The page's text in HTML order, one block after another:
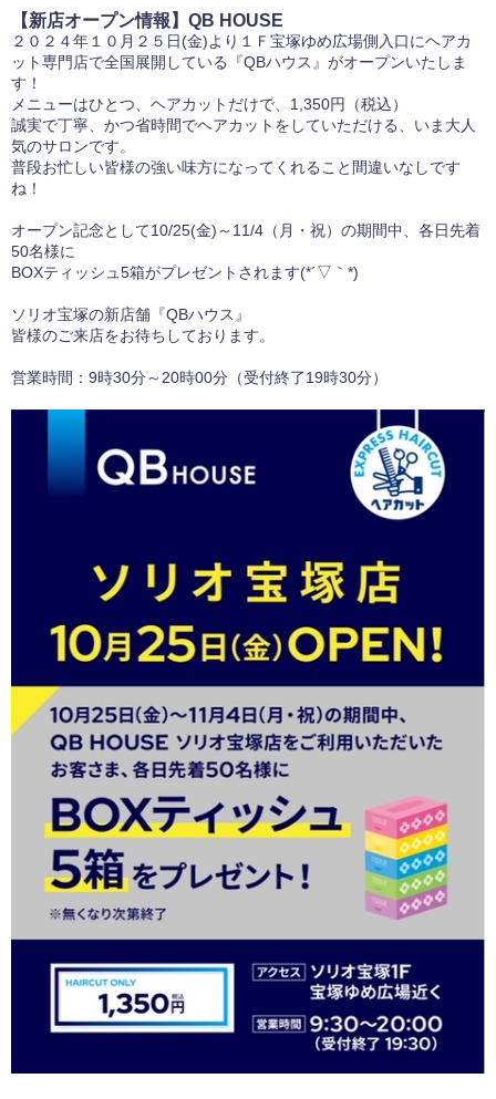
【新店オープン情報】QB HOUSE
２０２４年１０月２５日(金)より１Ｆ宝塚ゆめ広場側入口にヘアカ
ット専門店で全国展開している『QBハウス』がオープンいたしま
す！
メニューはひとつ、ヘアカットだけで、1,350円（税込）
誠実で丁寧、かつ省時間でヘアカットをしていただける、いま大人
気のサロンです。
普段お忙しい皆様の強い味方になってくれること間違いなしです
ね！
オープン記念として10/25(金)～11/4（月・祝）の期間中、各日先着
50名様に
BOXティッシュ5箱がプレゼントされます(*´▽｀*)
ソリオ宝塚の新店舗『QBハウス』
皆様のご来店をお待ちしております。
営業時間：9時30分～20時00分（受付終了19時30分）